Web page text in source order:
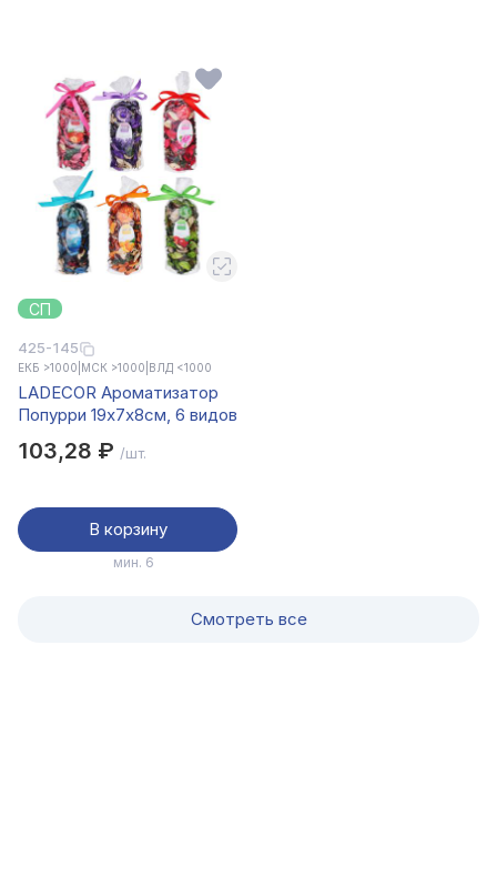
СП
425-145
ЕКБ >1000 МСК >1000 ВЛД <1000
LADECOR Ароматизатор
Попурри 19x7x8см, 6 видов
103,28 ₽ /шт.
В корзину
мин. 6
Смотреть все